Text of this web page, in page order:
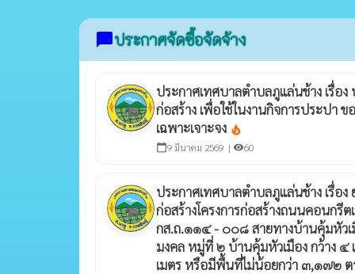
chat_bubbleประกาศจัดซื้อจัดจ้าง
ประกาศเทศบาลตำบลภูแล่นช้าง เรื่อ
ก่อสร้าง เพื่อใช้ในงานกิจการประปา
เฉพาะเจาะจง local_fire_department
calendar_today9 มีนาคม 2569 | visibility60
ประกาศเทศบาลตำบลภูแล่นช้าง เรื่อง
ก่อสร้างโครงการก่อสร้างถนนคอนกรี
กส.ถ.๑๑๔ - ๐๐๘ สายทางบ้านคุ้มหัว
มงคล หมู่ที่ ๒ บ้านคุ้มหัวเมือง กว้าง
เมตร หรือมีพื้นที่ไม่น้อยกว่า ๓,๑๗๒ ต